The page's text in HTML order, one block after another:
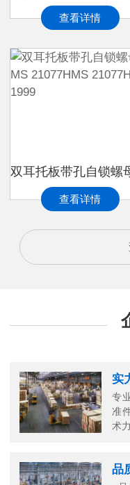
查看详情
查看详情
实
专
准
术
品